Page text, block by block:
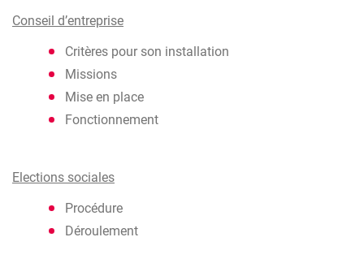
Conseil d’entreprise
Critères pour son installation
Missions
Mise en place
Fonctionnement
Elections sociales
Procédure
Déroulement